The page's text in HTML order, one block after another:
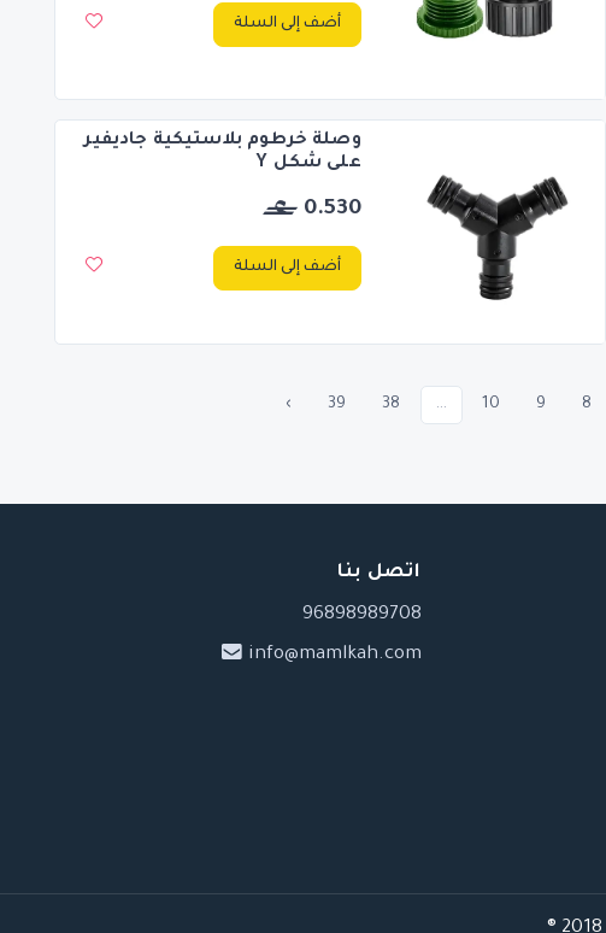
أضف إلى السلة
وصلة خرطوم بلاستيكية جاديفير
على شكل Y
0.530
أضف إلى السلة
8
9
10
...
38
39
›
اتصل بنا
96898989708
info@mamlkah.com